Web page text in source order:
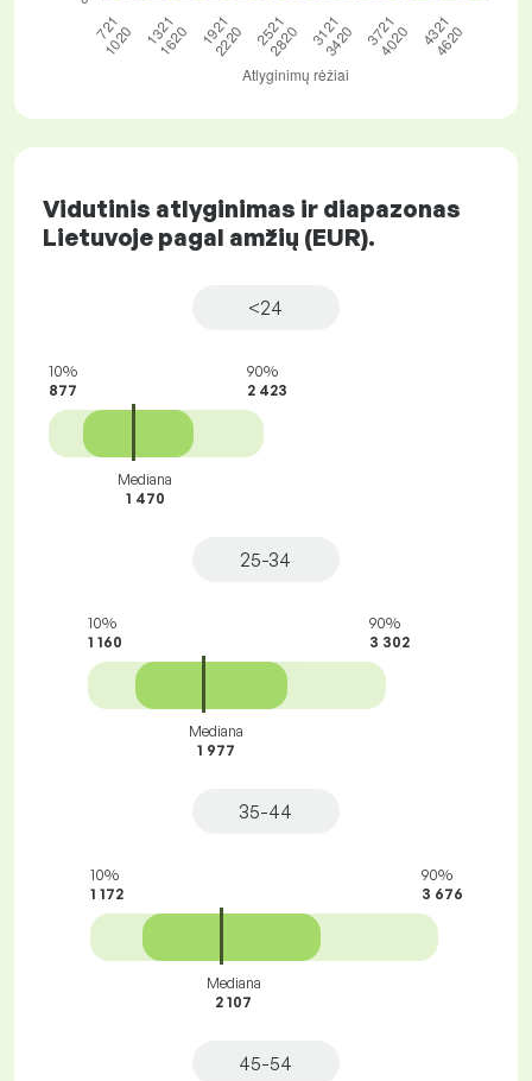
Vidutinis atlyginimas ir diapazonas
Lietuvoje pagal amžių (EUR).
<24
Mediana
1 470
10%
877
90%
2 423
25-34
Mediana
1 977
10%
1 160
90%
3 302
35-44
Mediana
2 107
10%
1 172
90%
3 676
45-54